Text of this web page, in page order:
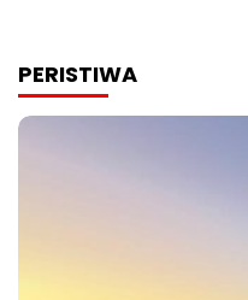
PERISTIWA